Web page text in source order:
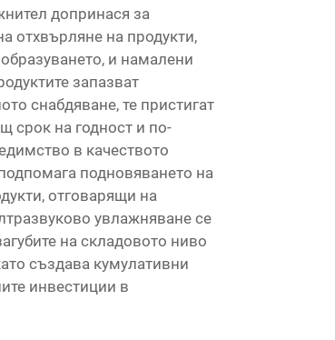
допринася за
отхвърляне на продукти,
и намалени
запазват
снабдяване, те пристигат
срок на годност и по-
в качеството
подновяването на
отговарящи на
увлажняване се
на складовото ниво
създава кумулативни
инвестиции в